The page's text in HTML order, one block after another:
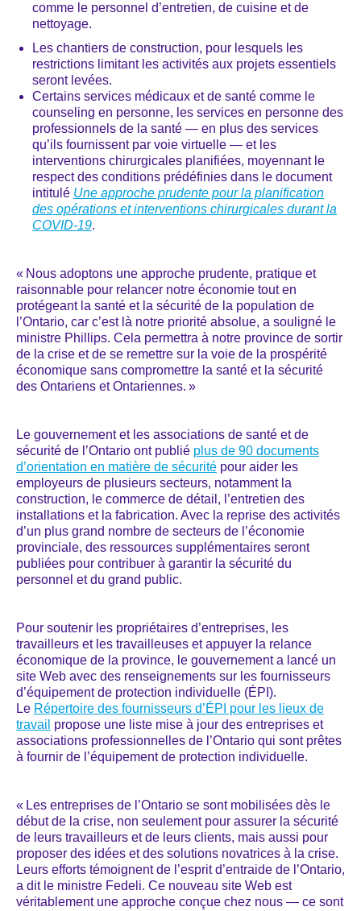
comme le personnel d’entretien, de cuisine et de
nettoyage.
Les chantiers de construction, pour lesquels les
restrictions limitant les activités aux projets essentiels
seront levées.
Certains services médicaux et de santé comme le
counseling en personne, les services en personne des
professionnels de la santé ― en plus des services
qu’ils fournissent par voie virtuelle ― et les
interventions chirurgicales planifiées, moyennant le
respect des conditions prédéfinies dans le document
intitulé Une approche prudente pour la planification
des opérations et interventions chirurgicales durant la
COVID-19.
« Nous adoptons une approche prudente, pratique et
raisonnable pour relancer notre économie tout en
protégeant la santé et la sécurité de la population de
l’Ontario, car c’est là notre priorité absolue, a souligné le
ministre Phillips. Cela permettra à notre province de sortir
de la crise et de se remettre sur la voie de la prospérité
économique sans compromettre la santé et la sécurité
des Ontariens et Ontariennes. »
Le gouvernement et les associations de santé et de
sécurité de l’Ontario ont publié plus de 90 documents
d’orientation en matière de sécurité pour aider les
employeurs de plusieurs secteurs, notamment la
construction, le commerce de détail, l’entretien des
installations et la fabrication. Avec la reprise des activités
d’un plus grand nombre de secteurs de l’économie
provinciale, des ressources supplémentaires seront
publiées pour contribuer à garantir la sécurité du
personnel et du grand public.
Pour soutenir les propriétaires d’entreprises, les
travailleurs et les travailleuses et appuyer la relance
économique de la province, le gouvernement a lancé un
site Web avec des renseignements sur les fournisseurs
d’équipement de protection individuelle (ÉPI).
Le Répertoire des fournisseurs d’ÉPI pour les lieux de
travail propose une liste mise à jour des entreprises et
associations professionnelles de l’Ontario qui sont prêtes
à fournir de l’équipement de protection individuelle.
« Les entreprises de l’Ontario se sont mobilisées dès le
début de la crise, non seulement pour assurer la sécurité
de leurs travailleurs et de leurs clients, mais aussi pour
proposer des idées et des solutions novatrices à la crise.
Leurs efforts témoignent de l’esprit d’entraide de l’Ontario,
a dit le ministre Fedeli. Ce nouveau site Web est
véritablement une approche conçue chez nous ― ce sont